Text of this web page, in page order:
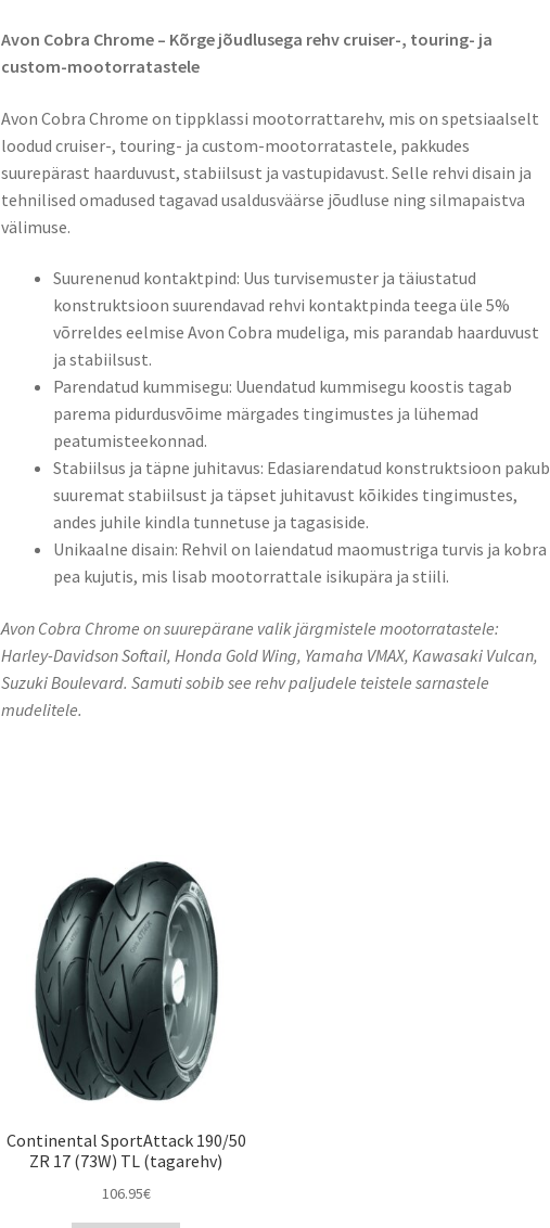
Avon Cobra Chrome – Kõrge jõudlusega rehv cruiser-, touring- ja
custom-mootorratastele
Avon Cobra Chrome on tippklassi mootorrattarehv, mis on spetsiaalselt
loodud cruiser-, touring- ja custom-mootorratastele, pakkudes
suurepärast haarduvust, stabiilsust ja vastupidavust. Selle rehvi disain ja
tehnilised omadused tagavad usaldusväärse jõudluse ning silmapaistva
välimuse.
Suurenenud kontaktpind: Uus turvisemuster ja täiustatud
konstruktsioon suurendavad rehvi kontaktpinda teega üle 5%
võrreldes eelmise Avon Cobra mudeliga, mis parandab haarduvust
ja stabiilsust.
Parendatud kummisegu: Uuendatud kummisegu koostis tagab
parema pidurdusvõime märgades tingimustes ja lühemad
peatumisteekonnad.
Stabiilsus ja täpne juhitavus: Edasiarendatud konstruktsioon pakub
suuremat stabiilsust ja täpset juhitavust kõikides tingimustes,
andes juhile kindla tunnetuse ja tagasiside.
Unikaalne disain: Rehvil on laiendatud maomustriga turvis ja kobra
pea kujutis, mis lisab mootorrattale isikupära ja stiili.
Avon Cobra Chrome on suurepärane valik järgmistele mootorratastele:
Harley-Davidson Softail, Honda Gold Wing, Yamaha VMAX, Kawasaki Vulcan,
Suzuki Boulevard. Samuti sobib see rehv paljudele teistele sarnastele
mudelitele.
Continental SportAttack 190/50
ZR 17 (73W) TL (tagarehv)
106.95€